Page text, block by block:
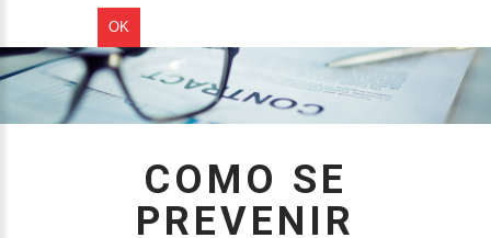
COMO SE
PREVENIR